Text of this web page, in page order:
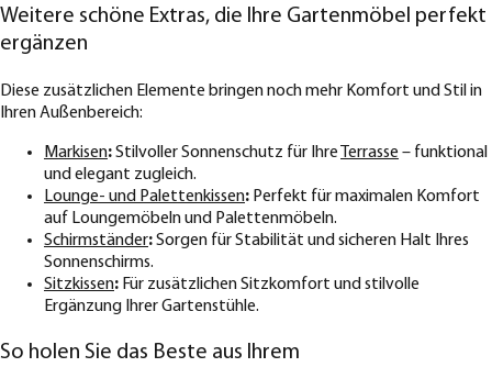
Weitere schöne Extras, die Ihre Gartenmöbel perfekt
ergänzen
Diese zusätzlichen Elemente bringen noch mehr Komfort und Stil in
Ihren Außenbereich:
Markisen:Stilvoller Sonnenschutz für Ihre Terrasse – funktional
und elegant zugleich.
Lounge- und Palettenkissen: Perfekt für maximalen Komfort
auf Loungemöbeln und Palettenmöbeln.
Schirmständer:Sorgen für Stabilität und sicheren Halt Ihres
Sonnenschirms.
Sitzkissen: Für zusätzlichen Sitzkomfort und stilvolle
Ergänzung Ihrer Gartenstühle.
So holen Sie das Beste aus Ihrem